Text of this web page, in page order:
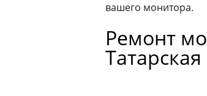
вашего монитора.
Ремонт
Татарская